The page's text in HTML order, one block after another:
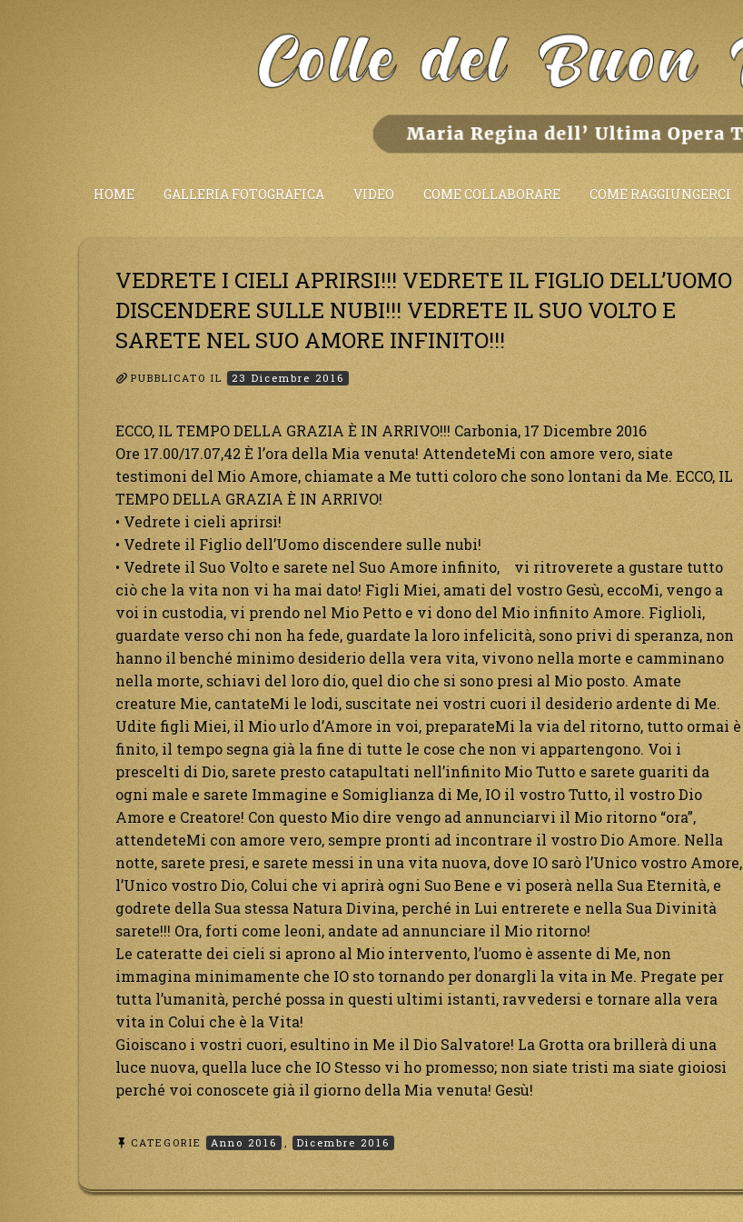
HOME GALLERIA FOTOGRAFICA VIDEO COME COLLABORARE COME RAGGIUNGERCI
VEDRETE I CIELI APRIRSI!!! VEDRETE IL FIGLIO DELL’UOMO
DISCENDERE SULLE NUBI!!! VEDRETE IL SUO VOLTO E
SARETE NEL SUO AMORE INFINITO!!!
PUBBLICATO IL 23 Dicembre 2016
ECCO, IL TEMPO DELLA GRAZIA È IN ARRIVO!!! Carbonia, 17 Dicembre 2016
Ore 17.00/17.07,42 È l’ora della Mia venuta! AttendeteMi con amore vero, siate
testimoni del Mio Amore, chiamate a Me tutti coloro che sono lontani da Me. ECCO, IL
TEMPO DELLA GRAZIA È IN ARRIVO!
• Vedrete i cieli aprirsi!
• Vedrete il Figlio dell’Uomo discendere sulle nubi!
• Vedrete il Suo Volto e sarete nel Suo Amore infinito, vi ritroverete a gustare tutto
ciò che la vita non vi ha mai dato! Figli Miei, amati del vostro Gesù, eccoMi, vengo a
voi in custodia, vi prendo nel Mio Petto e vi dono del Mio infinito Amore. Figlioli,
guardate verso chi non ha fede, guardate la loro infelicità, sono privi di speranza, non
hanno il benché minimo desiderio della vera vita, vivono nella morte e camminano
nella morte, schiavi del loro dio, quel dio che si sono presi al Mio posto. Amate
creature Mie, cantateMi le lodi, suscitate nei vostri cuori il desiderio ardente di Me.
Udite figli Miei, il Mio urlo d’Amore in voi, preparateMi la via del ritorno, tutto ormai è
finito, il tempo segna già la fine di tutte le cose che non vi appartengono. Voi i
prescelti di Dio, sarete presto catapultati nell’infinito Mio Tutto e sarete guariti da
ogni male e sarete Immagine e Somiglianza di Me, IO il vostro Tutto, il vostro Dio
Amore e Creatore! Con questo Mio dire vengo ad annunciarvi il Mio ritorno “ora”,
attendeteMi con amore vero, sempre pronti ad incontrare il vostro Dio Amore. Nella
notte, sarete presi, e sarete messi in una vita nuova, dove IO sarò l’Unico vostro Amore,
l’Unico vostro Dio, Colui che vi aprirà ogni Suo Bene e vi poserà nella Sua Eternità, e
godrete della Sua stessa Natura Divina, perché in Lui entrerete e nella Sua Divinità
sarete!!! Ora, forti come leoni, andate ad annunciare il Mio ritorno!
Le cateratte dei cieli si aprono al Mio intervento, l’uomo è assente di Me, non
immagina minimamente che IO sto tornando per donargli la vita in Me. Pregate per
tutta l’umanità, perché possa in questi ultimi istanti, ravvedersi e tornare alla vera
vita in Colui che è la Vita!
Gioiscano i vostri cuori, esultino in Me il Dio Salvatore! La Grotta ora brillerà di una
luce nuova, quella luce che IO Stesso vi ho promesso; non siate tristi ma siate gioiosi
perché voi conoscete già il giorno della Mia venuta! Gesù!
CATEGORIE Anno 2016 Dicembre 2016